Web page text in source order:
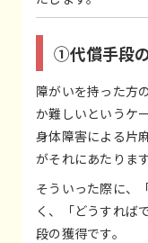
①代償手段
障がいを持った方
か難しいというケ
身体障害による片
がそれにあたります
そういった際に、
く、「どうすれば
段の獲得です。